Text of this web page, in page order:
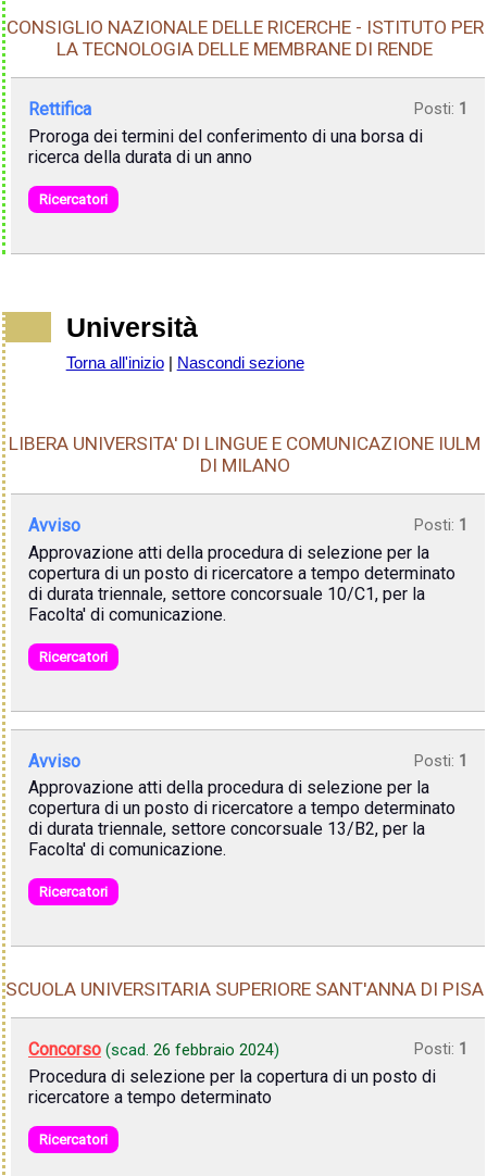
CONSIGLIO NAZIONALE DELLE RICERCHE - ISTITUTO PER
LA TECNOLOGIA DELLE MEMBRANE DI RENDE
Rettifica Posti: 1
Proroga dei termini del conferimento di una borsa di
ricerca della durata di un anno
Ricercatori
Università
Torna all'inizio| Nascondi sezione
LIBERA UNIVERSITA' DI LINGUE E COMUNICAZIONE IULM
DI MILANO
Avviso Posti: 1
Approvazione atti della procedura di selezione per la
copertura di un posto di ricercatore a tempo determinato
di durata triennale, settore concorsuale 10/C1, per la
Facolta' di comunicazione.
Ricercatori
Avviso Posti: 1
Approvazione atti della procedura di selezione per la
copertura di un posto di ricercatore a tempo determinato
di durata triennale, settore concorsuale 13/B2, per la
Facolta' di comunicazione.
Ricercatori
SCUOLA UNIVERSITARIA SUPERIORE SANT'ANNA DI PISA
Concorso (scad. 26 febbraio 2024) Posti: 1
Procedura di selezione per la copertura di un posto di
ricercatore a tempo determinato
Ricercatori